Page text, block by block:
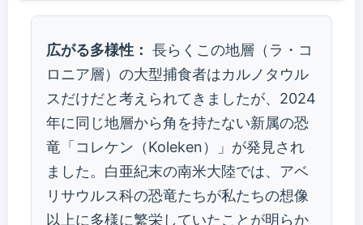
広がる多様性： 長らくこの地層（ラ・コ
ロニア層）の大型捕食者はカルノタウル
スだけだと考えられてきましたが、2024
年に同じ地層から角を持たない新属の恐
竜「コレケン（Koleken）」が発見され
ました。白亜紀末の南米大陸では、アベ
リサウルス科の恐竜たちが私たちの想像
以上に多様に繁栄していたことが明らか